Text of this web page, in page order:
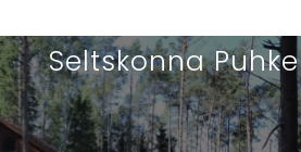
Seltskonna